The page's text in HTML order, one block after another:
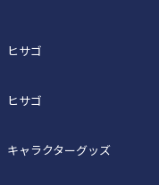
ヒサゴ
ヒサゴ
キャラクターグッズ